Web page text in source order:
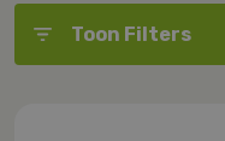
Toon Filters